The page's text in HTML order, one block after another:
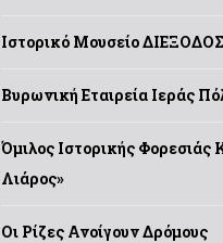
Ιστορικό Μουσείο ΔΙΕΞΟΔΟΣ
Βυρωνική Εταιρεία Ιεράς
Όμιλος Ιστορικής Φορεσιάς
Λιάρος»
Οι Ρίζες Ανοίγουν Δρόμους